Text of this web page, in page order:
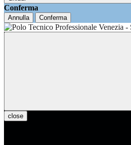
Conferma
Annulla Conferma
close